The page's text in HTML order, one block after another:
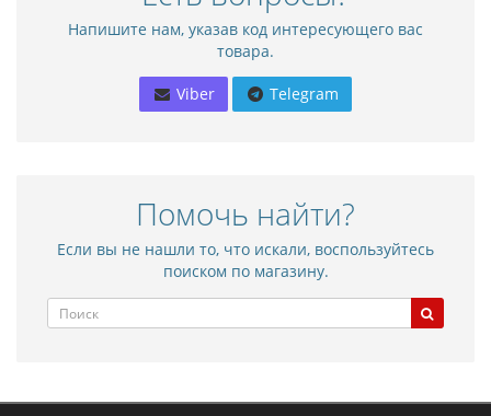
Напишите нам, указав код интересующего вас
товара.
Viber Telegram
Помочь найти?
Если вы не нашли то, что искали, воспользуйтесь
поиском по магазину.